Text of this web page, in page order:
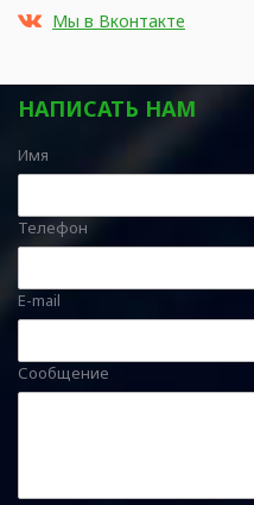
Мы в Вконтакте
НАПИСАТЬ НАМ
Имя
Телефон
E-mail
Сообщение